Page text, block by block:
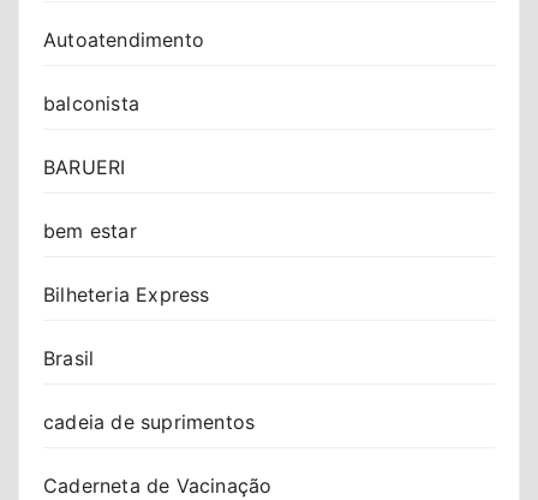
Autoatendimento
balconista
BARUERI
bem estar
Bilheteria Express
Brasil
cadeia de suprimentos
Caderneta de Vacinação